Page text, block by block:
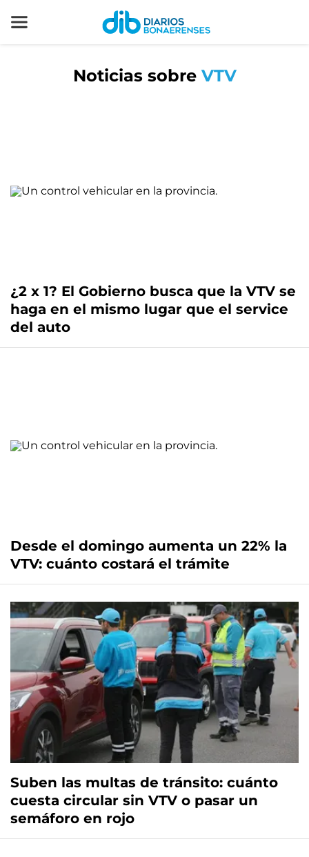
Noticias sobre VTV
¿2 x 1? El Gobierno busca que la VTV se
haga en el mismo lugar que el service
del auto
Desde el domingo aumenta un 22% la
VTV: cuánto costará el trámite
Suben las multas de tránsito: cuánto
cuesta circular sin VTV o pasar un
semáforo en rojo